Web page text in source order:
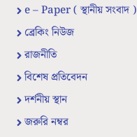
e – Paper ( স্থানীয় সংবাদ )
ব্রেকিং নিউজ
রাজনীতি
বিশেষ প্রতিবেদন
দর্শনীয় স্থান
জরুরি নম্বর